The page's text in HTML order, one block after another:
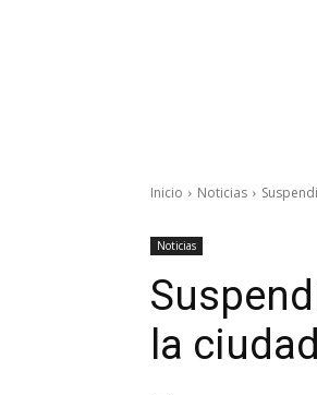
Inicio Noticias
Noticias
la ciudad